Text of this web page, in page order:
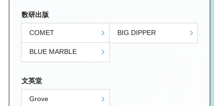
数研出版
COMET BIG DIPPER
BLUE MARBLE
文英堂
Grove